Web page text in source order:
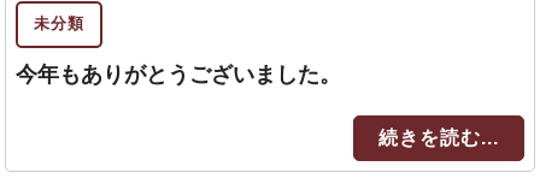
未分類
今年もありがとうございました。
続きを読む...